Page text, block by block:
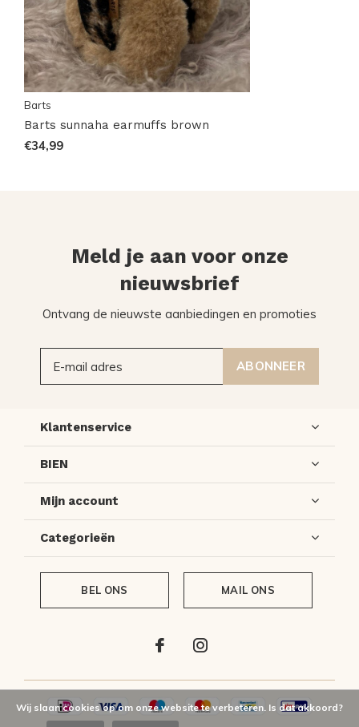
Barts
Barts sunnaha earmuffs brown
€34,99
Meld je aan voor onze
nieuwsbrief
Ontvang de nieuwste aanbiedingen en promoties
ABONNEER
Klantenservice
BIEN
Mijn account
Categorieën
BEL ONS MAIL ONS
Wij slaan cookies op om onze website te verbeteren. Is dat akkoord?